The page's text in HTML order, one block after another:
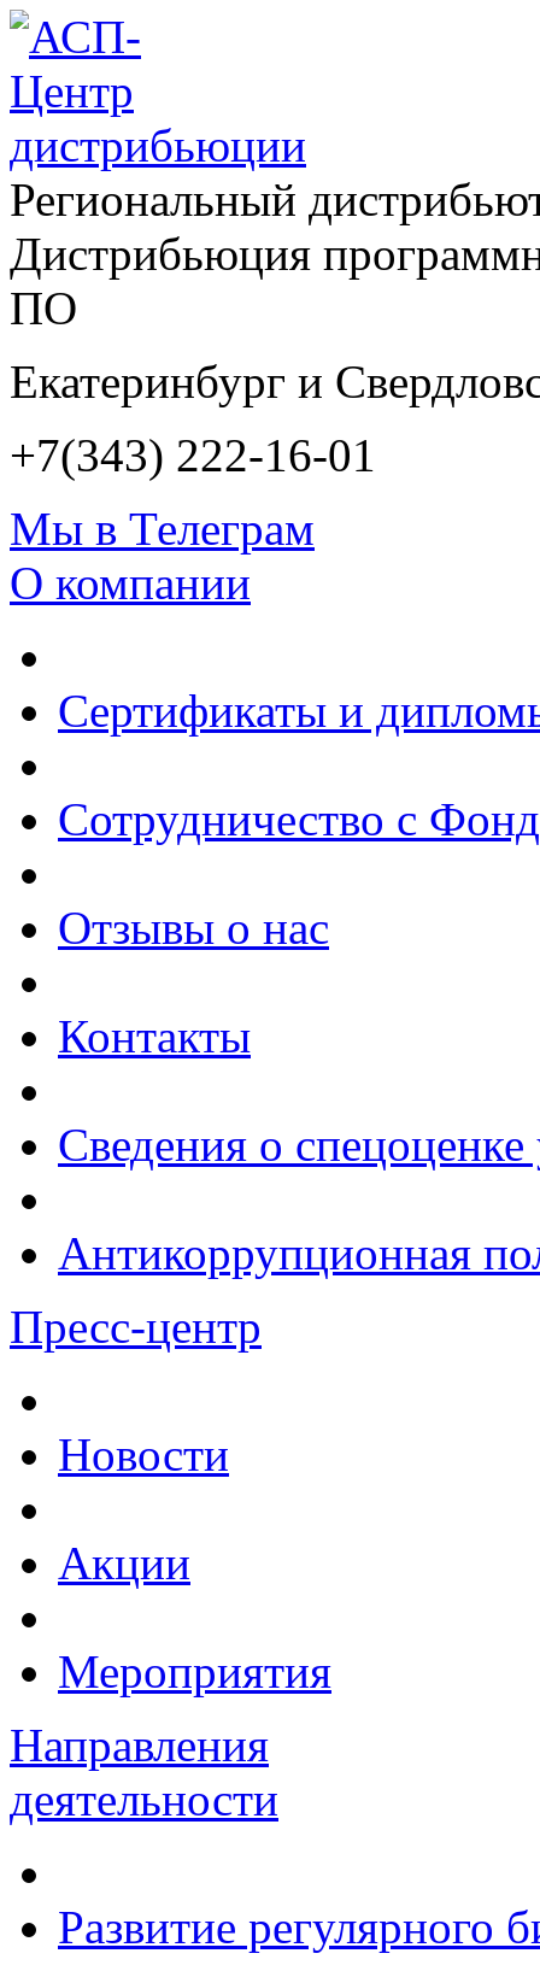
Региональный
Дистрибьюция
ПО
Екатеринбург и
+7(343) 222-16-01
Мы в Телеграм
О компании
Сертификаты и
Сотрудничество с
Отзывы о нас
Контакты
Сведения о
Антикоррупционная
Пресс-центр
Новости
Акции
Мероприятия
Направления
деятельности
Развитие регулярного